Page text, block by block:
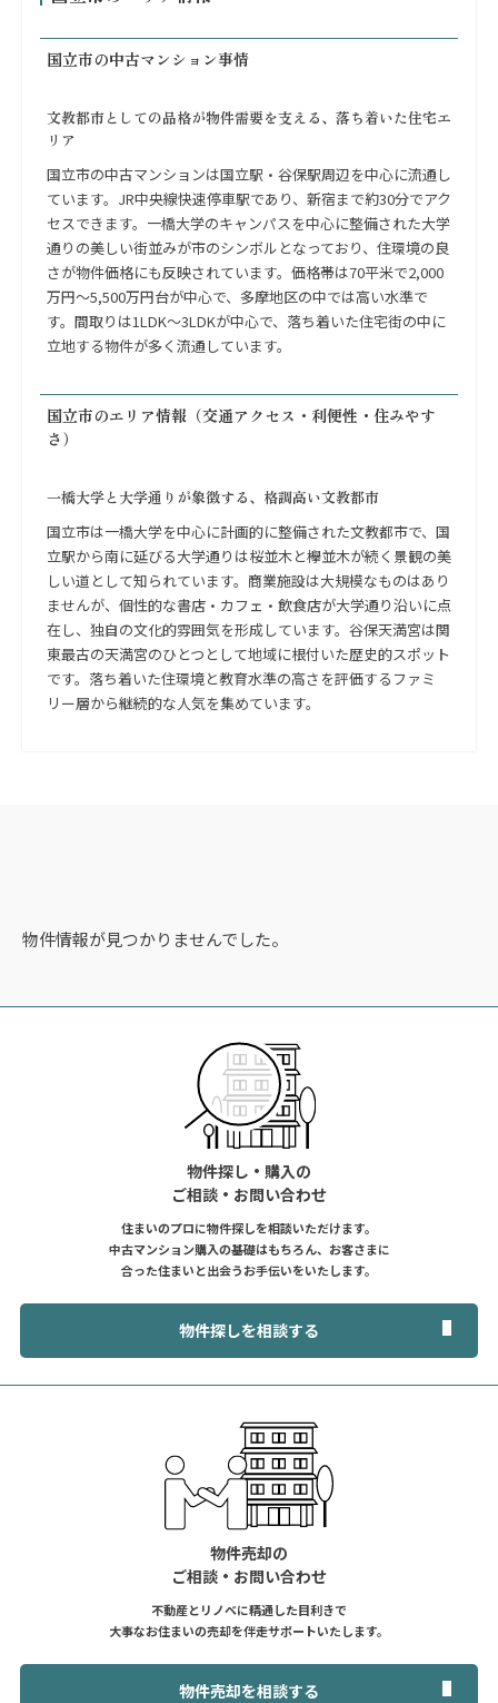
国立市の中古マンション事情
文教都市としての品格が物件需要を支える、落ち着いた住宅エ
リア
国立市の中古マンションは国立駅・谷保駅周辺を中心に流通し
ています。JR中央線快速停車駅であり、新宿まで約30分でアク
セスできます。一橋大学のキャンパスを中心に整備された大学
通りの美しい街並みが市のシンボルとなっており、住環境の良
さが物件価格にも反映されています。価格帯は70平米で2,000
万円〜5,500万円台が中心で、多摩地区の中では高い水準で
す。間取りは1LDK〜3LDKが中心で、落ち着いた住宅街の中に
立地する物件が多く流通しています。
国立市のエリア情報（交通アクセス・利便性・住みやす
さ）
一橋大学と大学通りが象徴する、格調高い文教都市
国立市は一橋大学を中心に計画的に整備された文教都市で、国
立駅から南に延びる大学通りは桜並木と欅並木が続く景観の美
しい道として知られています。商業施設は大規模なものはあり
ませんが、個性的な書店・カフェ・飲食店が大学通り沿いに点
在し、独自の文化的雰囲気を形成しています。谷保天満宮は関
東最古の天満宮のひとつとして地域に根付いた歴史的スポット
です。落ち着いた住環境と教育水準の高さを評価するファミ
リー層から継続的な人気を集めています。
物件情報が見つかりませんでした。
物件探し・購入の
ご相談・お問い合わせ
住まいのプロに物件探しを相談いただけます。
中古マンション購入の基礎はもちろん、お客さまに
合った住まいと出会うお手伝いをいたします。
物件探しを相談する
物件売却の
ご相談・お問い合わせ
不動産とリノベに精通した目利きで
大事なお住まいの売却を伴走サポートいたします。
物件売却を相談する